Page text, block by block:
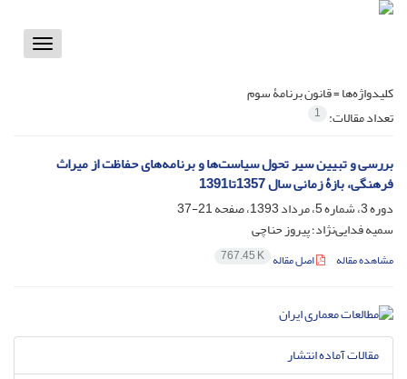
Toggle
کلیدواژه‌ها =قانون برنامۀ سوم
تعداد مقالات: 1
بررسی و تبیین سیر تحول سیاست‌ها و برنامه‌های حفاظت از میراث
فرهنگی، بازۀ زمانی سال 1357تا1391
دوره 3، شماره 5، مرداد 1393، صفحه
21-37
سمیه فدایی‌نژاد؛ پیروز حناچی
مشاهده مقاله اصل مقاله 767.45 K
مقالات آماده انتشار